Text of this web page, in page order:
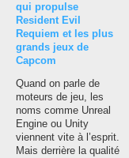
qui propulse
Resident Evil
Requiem et les plus
grands jeux de
Capcom
Quand on parle de
moteurs de jeu, les
noms comme Unreal
Engine ou Unity
viennent vite à l’esprit.
Mais derrière la qualité